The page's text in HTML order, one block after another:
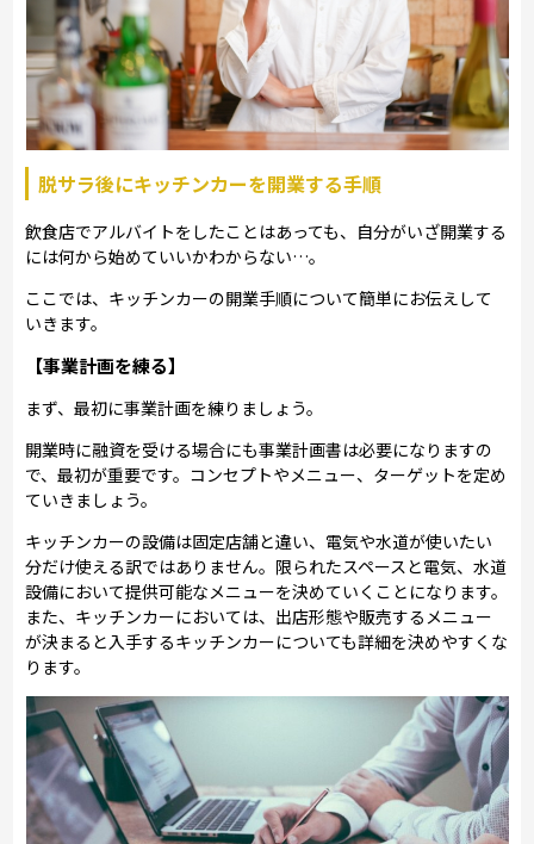
脱サラ後にキッチンカーを開業する手順
飲食店でアルバイトをしたことはあっても、自分がいざ開業する
には何から始めていいかわからない…。
ここでは、キッチンカーの開業手順について簡単にお伝えして
いきます。
【事業計画を練る】
まず、最初に事業計画を練りましょう。
開業時に融資を受ける場合にも事業計画書は必要になりますの
で、最初が重要です。コンセプトやメニュー、ターゲットを定め
ていきましょう。
キッチンカーの設備は固定店舗と違い、電気や水道が使いたい
分だけ使える訳ではありません。限られたスペースと電気、水道
設備において提供可能なメニューを決めていくことになります。
また、キッチンカーにおいては、出店形態や販売するメニュー
が決まると入手するキッチンカーについても詳細を決めやすくな
ります。